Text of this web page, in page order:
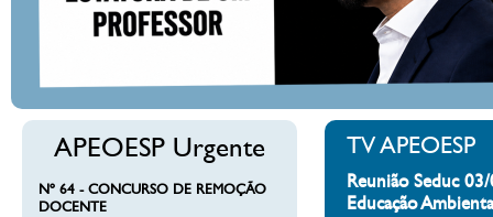
APEOESP Urgente
Nº 64 - CONCURSO DE REMOÇÃO
DOCENTE
TV APEOESP
Reunião Seduc
Educação